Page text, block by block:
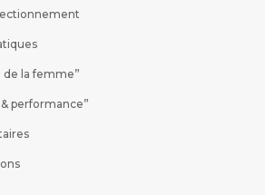
de la femme”
performance”